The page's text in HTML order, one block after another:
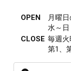
OPEN
月曜
水～日
CLOSE 毎週火
第1、